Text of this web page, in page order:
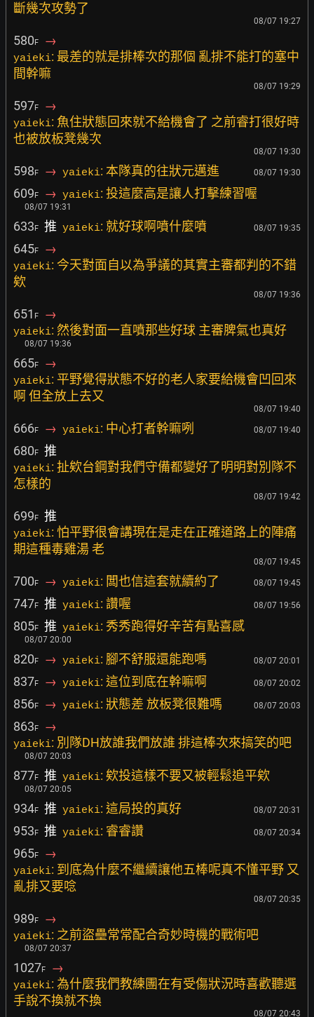
斷幾次攻勢了
08/07 19:27
580F →
yaieki: 最差的就是排棒次的那個 亂排不能打的塞中
間幹嘛
08/07 19:29
597F →
yaieki: 魚住狀態回來就不給機會了 之前睿打很好時
也被放板凳幾次
08/07 19:30
598F → yaieki: 本隊真的往狀元邁進 08/07 19:30
609F → yaieki: 投這麼高是讓人打擊練習喔
08/07 19:31
633F 推 yaieki: 就好球啊噴什麼噴 08/07 19:35
645F →
yaieki: 今天對面自以為爭議的其實主審都判的不錯
欸
08/07 19:36
651 F →
yaieki: 然後對面一直噴那些好球 主審脾氣也真好
08/07 19:36
665F →
yaieki: 平野覺得狀態不好的老人家要給機會凹回來
啊 但全放上去又
08/07 19:40
666F → yaieki: 中心打者幹嘛咧 08/07 19:40
680F 推
yaieki: 扯欸台鋼對我們守備都變好了明明對別隊不
怎樣的
08/07 19:42
699F 推
yaieki: 怕平野很會講現在是走在正確道路上的陣痛
期這種毒雞湯 老
08/07 19:45
700F → yaieki: 闆也信這套就續約了 08/07 19:45
747F 推 yaieki: 讚喔 08/07 19:56
805F 推 yaieki: 秀秀跑得好辛苦有點喜感
08/07 20:00
820F → yaieki: 腳不舒服還能跑嗎 08/07 20:01
837F → yaieki: 這位到底在幹嘛啊 08/07 20:02
856F → yaieki: 狀態差 放板凳很難嗎 08/07 20:03
863F →
yaieki: 別隊DH放誰我們放誰 排這棒次來搞笑的吧
08/07 20:03
877F 推 yaieki: 欸投這樣不要又被輕鬆追平欸
08/07 20:05
934F 推 yaieki: 這局投的真好 08/07 20:31
953F 推 yaieki: 睿睿讚 08/07 20:34
965F →
yaieki: 到底為什麼不繼續讓他五棒呢真不懂平野 又
亂排又要唸
08/07 20:35
989F →
yaieki: 之前盜壘常常配合奇妙時機的戰術吧
08/07 20:37
1027F →
yaieki: 為什麼我們教練團在有受傷狀況時喜歡聽選
手說不換就不換
08/07 20:43